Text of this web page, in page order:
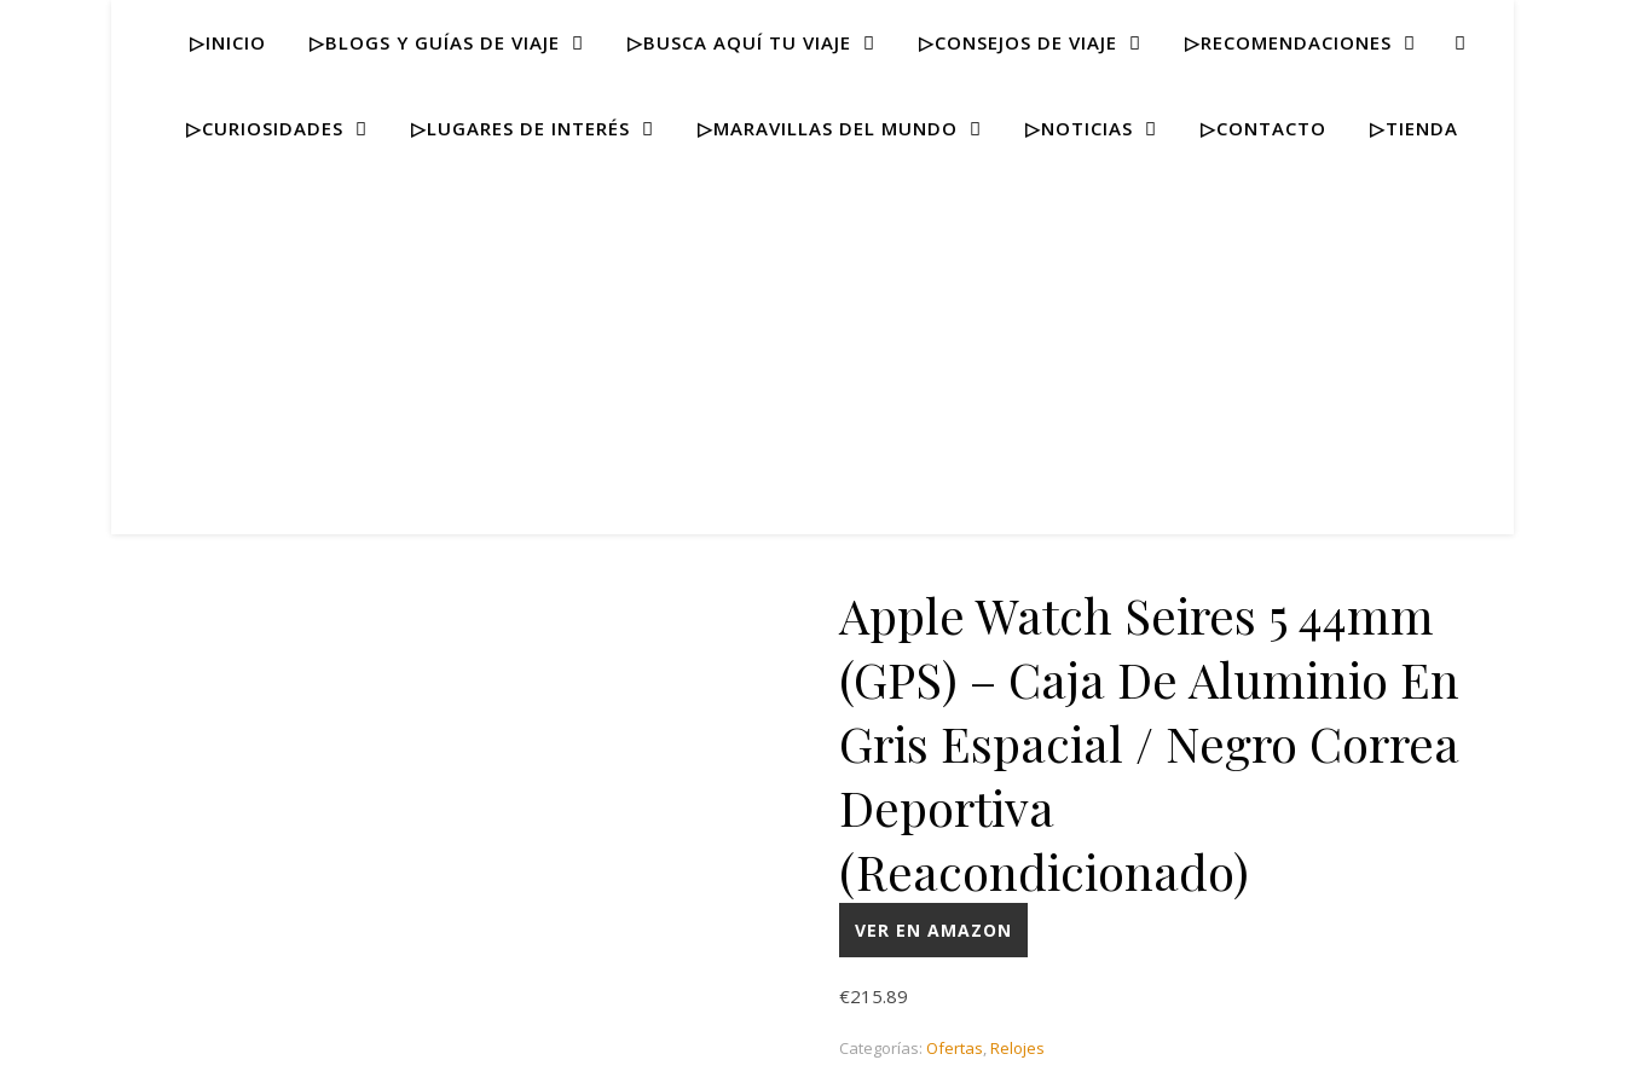
▷INICIO ▷BLOGS Y GUÍAS DE VIAJE ▷BUSCA AQUÍ TU VIAJE ▷CONSEJOS DE VIAJE ▷RECOMENDACIONES
▷CURIOSIDADES ▷LUGARES DE INTERÉS ▷MARAVILLAS DEL MUNDO ▷NOTICIAS ▷CONTACTO ▷TIENDA
Apple Watch Seires 5 44mm
(GPS) – Caja De Aluminio En
Gris Espacial / Negro Correa
Deportiva
(Reacondicionado)
VER EN AMAZON
€215.89
Categorías: Ofertas,Relojes